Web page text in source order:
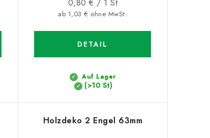
Auf Lager
(>10 St)
ab 1,03 € ohne MwSt.
0,80 € / 1 St
DETAIL
Holzdeko 2 Engel 63mm